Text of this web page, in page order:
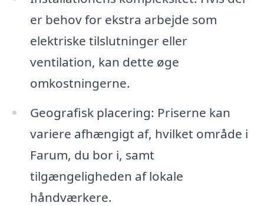
er behov for ekstra arbejde som
elektriske tilslutninger eller
ventilation, kan dette øge
omkostningerne.
Geografisk placering: Priserne kan
variere afhængigt af, hvilket område i
Farum, du bor i, samt
tilgængeligheden af lokale
håndværkere.